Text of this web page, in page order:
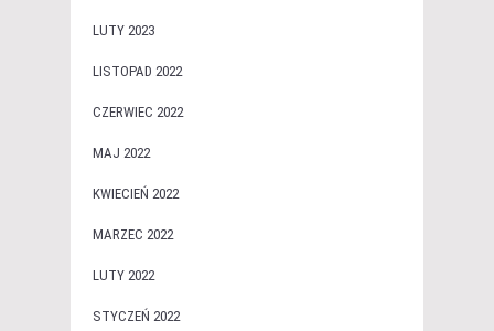
LUTY 2023
LISTOPAD 2022
CZERWIEC 2022
MAJ 2022
KWIECIEŃ 2022
MARZEC 2022
LUTY 2022
STYCZEŃ 2022